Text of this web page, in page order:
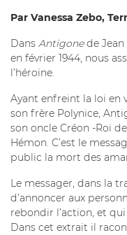
Par Vanessa Zebo,
Dans Antigonede Jean
en février 1944, nous
l’héroïne.
Ayant enfreint la loi en
son frère Polynice,
son oncle Créon -Roi
Hémon. C’est le
public la mort des
Le messager, dans la
d’annoncer aux
rebondir l’action, et
Dans cet extrait il